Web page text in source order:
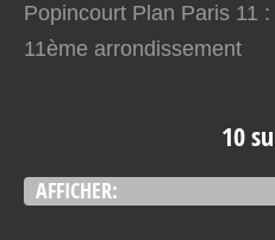
Popincourt Plan Paris 11
11ème arrondissement
10
AFFICHER: